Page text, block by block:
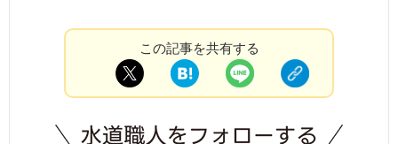
この記事を共有する